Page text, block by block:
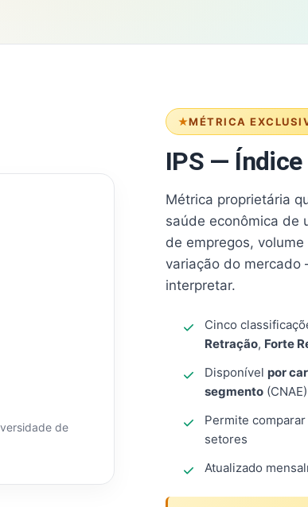
MÉTRICA
IPS —
Métrica proprietária
saúde econômica de
de empregos,
variação do
interpretar.
Cinco
Retração, Forte
Disponível por
segmento (CNAE)
Permite
setores
Atualizado
de